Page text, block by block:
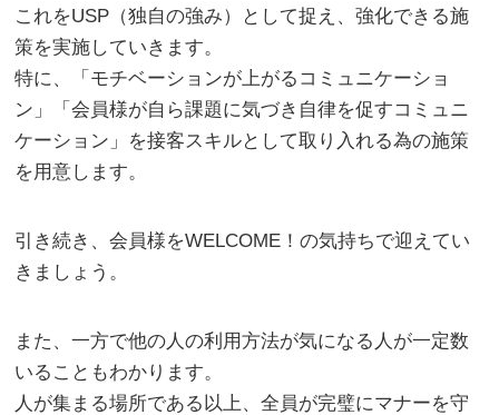
これをUSP（独自の強み）として捉え、強化できる施
策を実施していきます。
特に、「モチベーションが上がるコミュニケーショ
ン」「会員様が自ら課題に気づき自律を促すコミュニ
ケーション」を接客スキルとして取り入れる為の施策
を用意します。
引き続き、会員様をWELCOME！の気持ちで迎えてい
きましょう。
また、一方で他の人の利用方法が気になる人が一定数
いることもわかります。
人が集まる場所である以上、全員が完璧にマナーを守